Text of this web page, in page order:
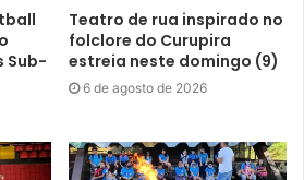
imediato à família e realizaram o
da criança até o Hospital da Zona
recebesse atendimento médico
tempo possível.
equipe foi fundamental para
Sub-
Teatro de rua inspirado no
folclore do Curupira
estreia neste domingo (9)
6 de agosto de 2026